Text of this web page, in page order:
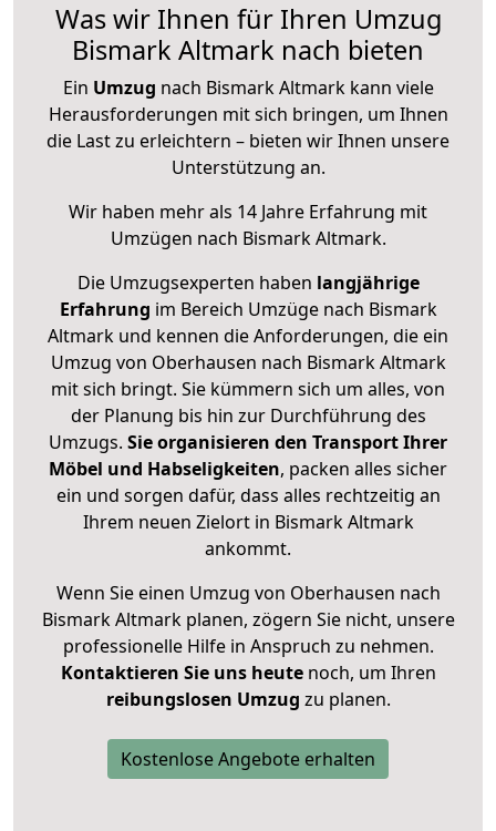
Was wir Ihnen für Ihren Umzug
Bismark Altmark nach bieten
Ein Umzug nach Bismark Altmark kann viele
Herausforderungen mit sich bringen, um Ihnen
die Last zu erleichtern – bieten wir Ihnen unsere
Unterstützung an.
Wir haben mehr als 14 Jahre Erfahrung mit
Umzügen nach Bismark Altmark.
Die Umzugsexperten haben langjährige
Erfahrung im Bereich Umzüge nach Bismark
Altmark und kennen die Anforderungen, die ein
Umzug von Oberhausen nach Bismark Altmark
mit sich bringt. Sie kümmern sich um alles, von
der Planung bis hin zur Durchführung des
Umzugs. Sie organisieren den Transport Ihrer
Möbel und Habseligkeiten, packen alles sicher
ein und sorgen dafür, dass alles rechtzeitig an
Ihrem neuen Zielort in Bismark Altmark
ankommt.
Wenn Sie einen Umzug von Oberhausen nach
Bismark Altmark planen, zögern Sie nicht, unsere
professionelle Hilfe in Anspruch zu nehmen.
Kontaktieren Sie uns heutenoch, um Ihren
reibungslosen Umzug zu planen.
Kostenlose Angebote erhalten